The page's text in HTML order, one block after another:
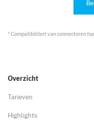
* Compatibiliteit van connectoren
Overzicht
Tarieven
Highlights